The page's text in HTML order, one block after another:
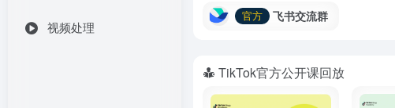
视频处理
官方 飞书交流群
TikTok官方公开课回放